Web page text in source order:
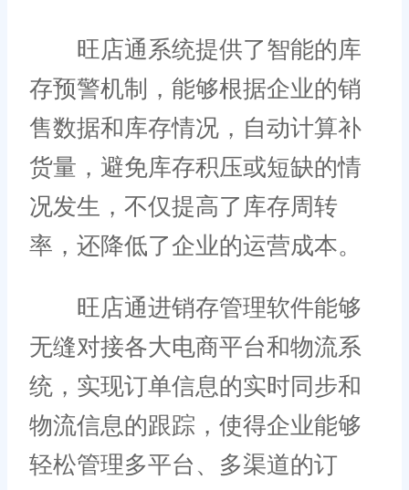
旺店通系统提供了智能的库
存预警机制，能够根据企业的销
售数据和库存情况，自动计算补
货量，避免库存积压或短缺的情
况发生，不仅提高了库存周转
率，还降低了企业的运营成本。
旺店通进销存管理软件能够
无缝对接各大电商平台和物流系
统，实现订单信息的实时同步和
物流信息的跟踪，使得企业能够
轻松管理多平台、多渠道的订